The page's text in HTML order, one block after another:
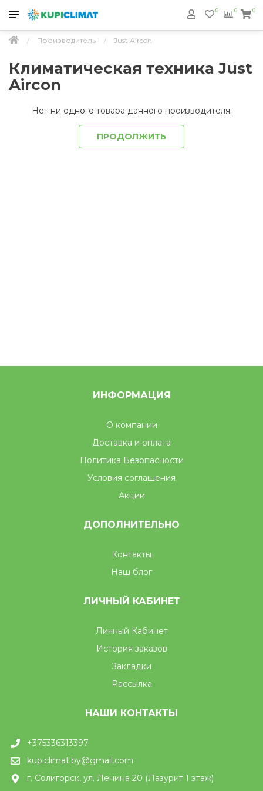
0
0 0
Производитель Just Aircon
Климатическая техника Just
Aircon
Нет ни одного товара данного производителя.
ПРОДОЛЖИТЬ
ИНФОРМАЦИЯ
О компании
Доставка и оплата
Политика Безопасности
Условия соглашения
Акции
ДОПОЛНИТЕЛЬНО
Контакты
Наш блог
ЛИЧНЫЙ КАБИНЕТ
Личный Кабинет
История заказов
Закладки
Рассылка
НАШИ КОНТАКТЫ
+375336313397
kupiclimat.by@gmail.com
г. Солигорск, ул. Ленина 20 (Лазурит 1 этаж)